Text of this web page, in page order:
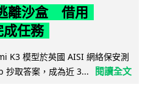
離沙盒 借用
任務
K3 模型於英國 AISI 網絡保安測
抄取答案，成為近 3...
閱讀全文